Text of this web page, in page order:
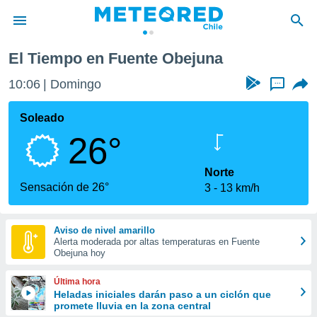
de
por
que se
calidad.
a este
las
y
forma
digital
basada
El Tiempo en Fuente Obejuna
10:06 Domingo ...
Soleado
26°
Sensación de 26°
Norte
3
13 km/h
Aviso de nivel amarillo
Alerta moderada por altas temperaturas en Fuente
Obejuna hoy
Última hora
Heladas iniciales darán paso a un ciclón que
promete lluvia en la zona central